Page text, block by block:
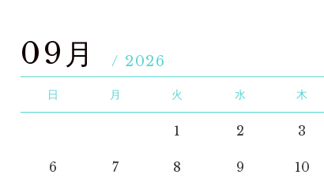
09月 / 2026
日 月 火 水 木
1 2 3
6 7 8 9 10